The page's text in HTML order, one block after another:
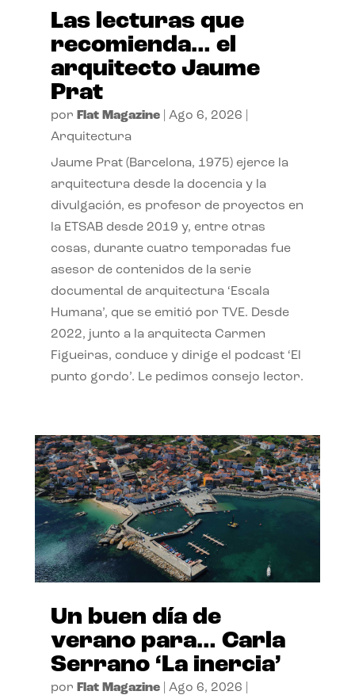
Las lecturas que
recomienda… el
arquitecto Jaume
Prat
por Flat Magazine| Ago 6, 2026
Arquitectura
Jaume Prat (Barcelona, 1975) ejerce la
arquitectura desde la docencia y la
divulgación, es profesor de proyectos en
la ETSAB desde 2019 y, entre otras
cosas, durante cuatro temporadas fue
asesor de contenidos de la serie
documental de arquitectura ‘Escala
Humana’, que se emitió por TVE. Desde
2022, junto a la arquitecta Carmen
Figueiras, conduce y dirige el podcast ‘El
punto gordo’. Le pedimos consejo lector.
Un buen día de
verano para… Carla
Serrano ‘La inercia’
por Flat Magazine| Ago 6, 2026